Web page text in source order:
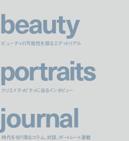
beauty
ビューティの可能性を探るエディトリアル
portraits
クリエイティビティに迫るインタビュー
journal
時代を切り取るコラム、対談、ポートレート連載